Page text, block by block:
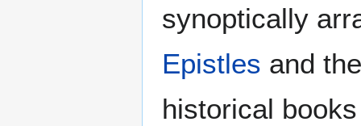
synoptically
Epistles and
historical